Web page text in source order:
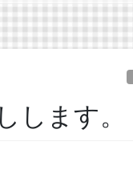
します。